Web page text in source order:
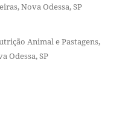
Nova Odessa, SP
Animal e Pastagens,
Odessa, SP